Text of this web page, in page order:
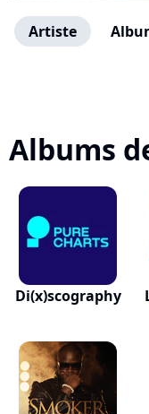
Artiste
Albums
Di(x)scography